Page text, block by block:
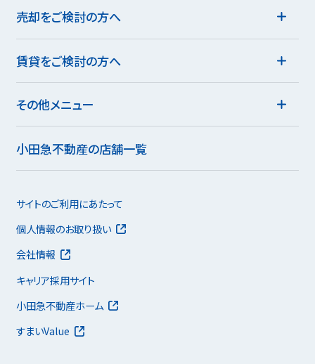
売却をご検討の方へ
賃貸をご検討の方へ
その他メニュー
小田急不動産の店舗一覧
サイトのご利用にあたって
個人情報のお取り扱い
会社情報
キャリア採用サイト
小田急不動産ホーム
すまいValue